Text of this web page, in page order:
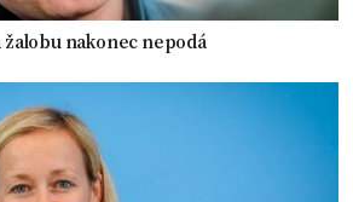
nakonec nepodá